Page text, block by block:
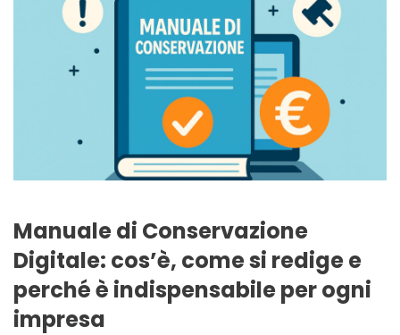
Manuale di Conservazione
Digitale: cos’è, come si redige e
perché è indispensabile per ogni
impresa